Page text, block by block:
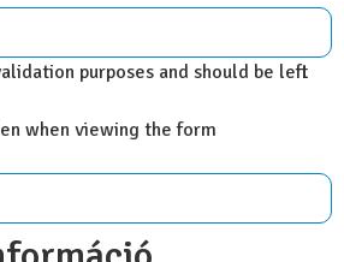
purposes and should be left
when viewing the form